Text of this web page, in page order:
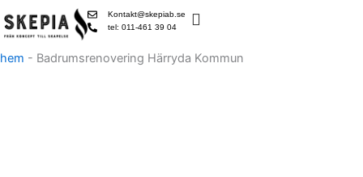
to
Kontakt@skepiab.se
tel: 011-461 39 04
hem - Badrumsrenovering Härryda Kommun